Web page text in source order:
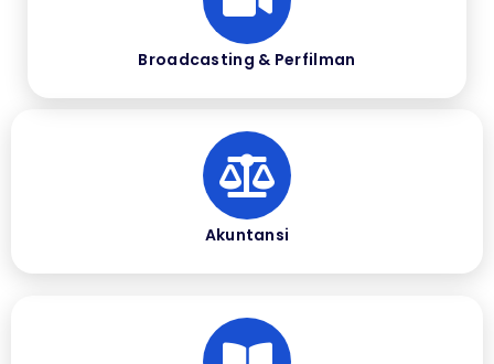
Broadcasting & Perfilman
Akuntansi